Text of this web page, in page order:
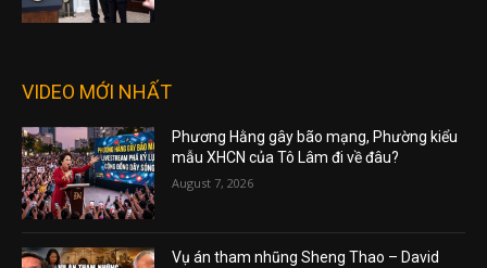
VIDEO MỚI NHẤT
Phương Hằng gây bão mạng, Phường kiểu
mẫu XHCN của Tô Lâm đi về đâu?
August 7, 2026
Vụ án tham nhũng Sheng Thao – David